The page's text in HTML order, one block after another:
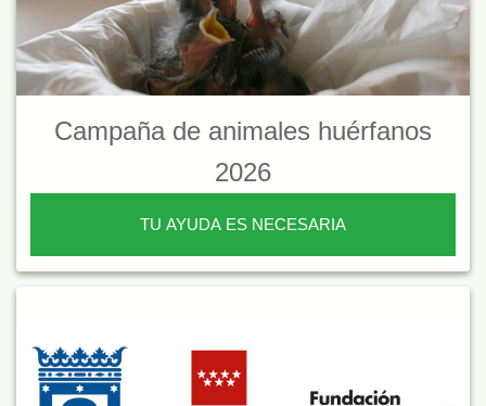
Campaña de animales huérfanos
2026
TU AYUDA ES NECESARIA